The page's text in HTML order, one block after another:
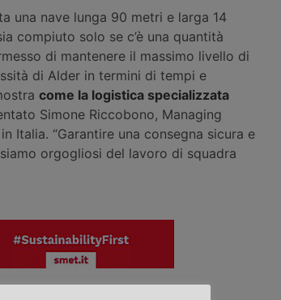
una nave lunga 90 metri e larga 14
compiuto solo se c’è una quantità
di mantenere il massimo livello di
di Alder in termini di tempi e
come la logistica specializzata
Simone Riccobono, Managing
Italia. “Garantire una consegna sicura e
orgogliosi del lavoro di squadra